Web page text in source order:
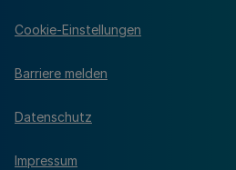
Cookie-Einstellungen
Barriere melden
Datenschutz
Impressum